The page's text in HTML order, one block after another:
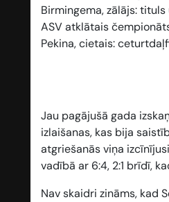
Birmingema, zālājs:
ASV atklātais
Pekina, cietais:
Jau pagājušā gada
izlaišanas, kas bija
atgriešanās viņa
vadībā ar 6:4, 2:1 brīdī,
Nav skaidri zināms, kad